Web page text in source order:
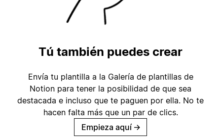
Tú también puedes crear
Envía tu plantilla a la Galería de plantillas de
Notion para tener la posibilidad de que sea
destacada e incluso que te paguen por ella. No te
hacen falta más que un par de clics.
Empieza aquí →